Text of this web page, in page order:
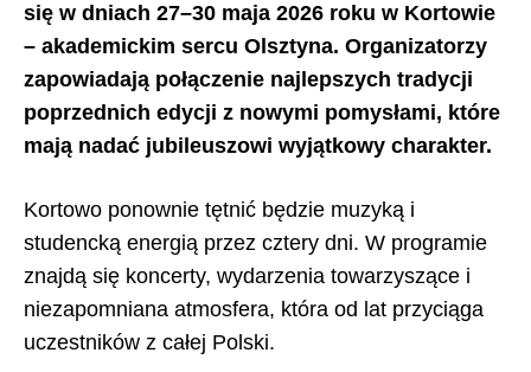
się w dniach 27–30 maja 2026 roku w Kortowie
– akademickim sercu Olsztyna. Organizatorzy
zapowiadają połączenie najlepszych tradycji
poprzednich edycji z nowymi pomysłami, które
mają nadać jubileuszowi wyjątkowy charakter.
Kortowo ponownie tętnić będzie muzyką i
studencką energią przez cztery dni. W programie
znajdą się koncerty, wydarzenia towarzyszące i
niezapomniana atmosfera, która od lat przyciąga
uczestników z całej Polski.